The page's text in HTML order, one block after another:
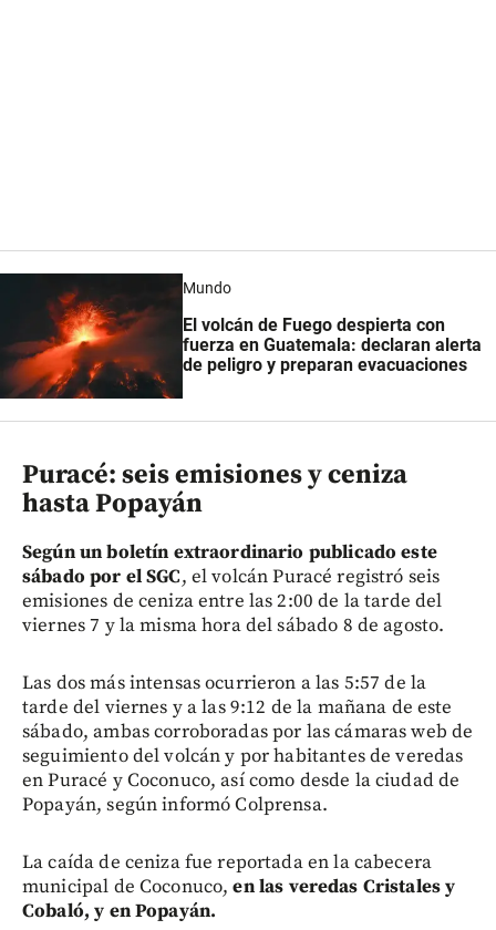
Mundo
El volcán de Fuego despierta con
fuerza en Guatemala: declaran alerta
de peligro y preparan evacuaciones
Puracé: seis emisiones y ceniza
hasta Popayán
Según un boletín extraordinario publicado este
sábado por el SGC, el volcán Puracé registró seis
emisiones de ceniza entre las 2:00 de la tarde del
viernes 7 y la misma hora del sábado 8 de agosto.
Las dos más intensas ocurrieron a las 5:57 de la
tarde del viernes y a las 9:12 de la mañana de este
sábado, ambas corroboradas por las cámaras web de
seguimiento del volcán y por habitantes de veredas
en Puracé y Coconuco, así como desde la ciudad de
Popayán, según informó Colprensa.
La caída de ceniza fue reportada en la cabecera
municipal de Coconuco,en las veredas Cristales y
Cobaló, y en Popayán.